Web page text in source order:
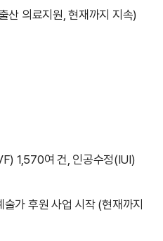
산 의료지원, 현재까지 지속)
1,570여 건, 인공수정(IUI)
술가 후원 사업 시작 (현재까지